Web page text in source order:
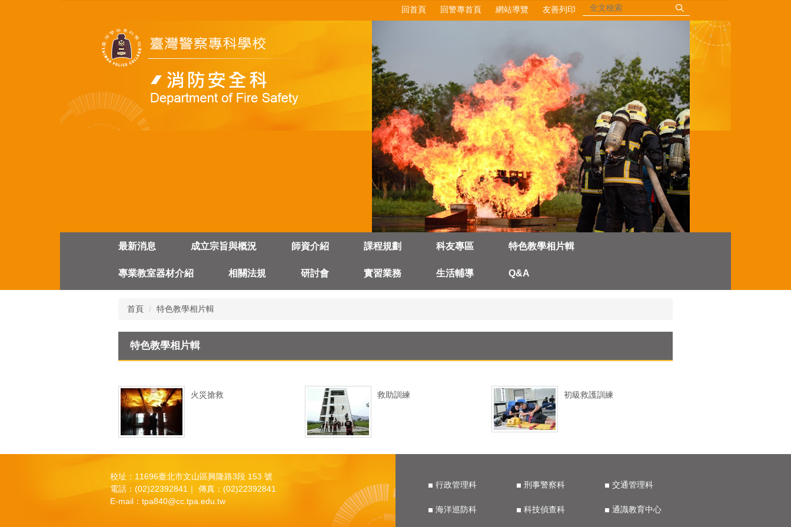
回首頁 回警專首頁 網站導覽 友善列印
最新消息 成立宗旨與概況 師資介紹 課程規劃 科友專區 特色教學相片輯
專業教室器材介紹 相關法規 研討會 實習業務 生活輔導 Q&A
首頁 特色教學相片輯
特色教學相片輯
火災搶救 救助訓練 初級救護訓練
校址：11696臺北市文山區興隆路3段 153 號
電話：(02)22392841｜ 傳真：(02)22392841
E-mail： tpa840@cc.tpa.edu.tw
行政管理科
海洋巡防科
刑事警察科
科技偵查科
交通管理科
通識教育中心